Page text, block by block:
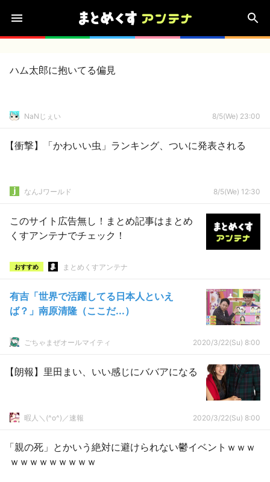
ハム太郎に抱いてる偏見
NaNじぇい 8/5(We) 23:00
【衝撃】「かわいい虫」ランキング、ついに発表される
なんJワールド 8/5(We) 12:30
このサイト広告無し！まとめ記事はまとめ
くすアンテナでチェック！
おすすめ まとめくすアンテナ
有吉「世界で活躍してる日本人といえ
ば？」南原清隆（ここだ...）
ごちゃまぜオールマイティ 2020/3/22(Su) 8:00
【朗報】里田まい、いい感じにババアになる
暇人＼(^o^)／速報 2020/3/22(Su) 8:00
「親の死」とかいう絶対に避けられない鬱イベントｗｗｗ
ｗｗｗｗｗｗｗｗｗ